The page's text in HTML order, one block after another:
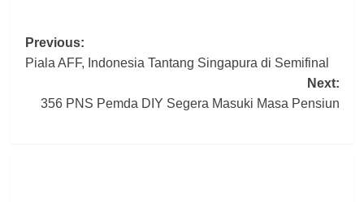
Post
navigation
Previous:
Piala AFF, Indonesia Tantang Singapura di Semifinal
Next:
356 PNS Pemda DIY Segera Masuki Masa Pensiun